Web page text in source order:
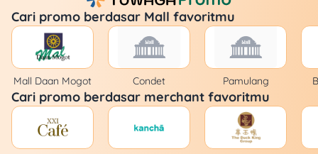
Cari promo berdasar Mall favoritmu
Mall Daan Mogot Condet Pamulang
Cari promo berdasar merchant favoritmu